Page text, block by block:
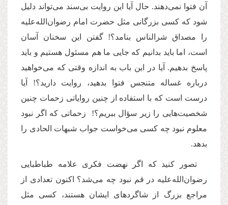
آن فتوا نمی‌دهند. حال آیا این روایت بی‌سند می‌تواند دلیل
شود ‌که کسی بزرگانی مثل حضرت امام رضوان‌الله‌علیه
را مصداق شرالناس بنامد؟! گفتن این سخنان آسان
است، اما باید بدانیم که جایی ما هم مسئول هستیم و باید
پاسخ بدهیم. آیا در این باب به اندازه وقتی که می‌خواهید
درباره غساله متنجس فتوا بدهید، روایت دارید؟! آیا
درست است که با استفاده از چنین روایاتی زحمات چنین
شخصیت‌هایی را زیر سؤال ببریم؟! زحماتی که اگر نبود
معلوم نبود چه کسی می‌خواست جواب شبهات الحادی را
بدهد.
تصور کنید که اگر نهضت فکری علامه طباطبایی
رضوان‌الله‌علیه در قم نبود چه می‌شد؟ اکنون تعدادی از
مراجع بزرگ از شاگردهای ایشان هستند، کسی مثل